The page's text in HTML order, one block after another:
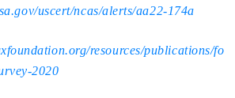
uscert/ncas/alerts/aa22-174a
resources/publications/fo
2020